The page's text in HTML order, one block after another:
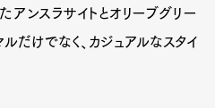
ンスラサイトとオリーブグリー
だけでなく、カジュアルなスタイ